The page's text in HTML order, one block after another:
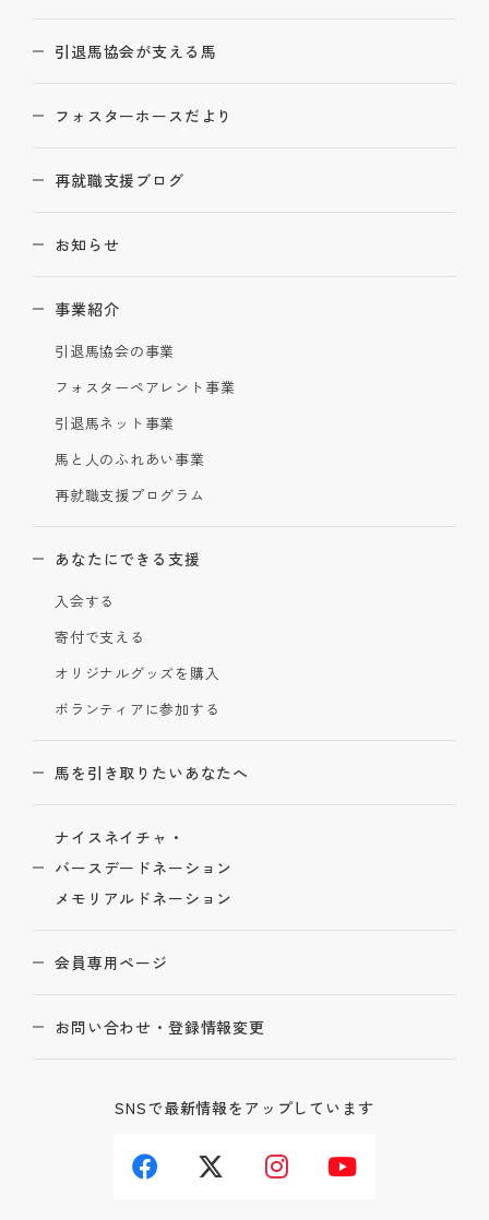
引退馬協会が支える馬
フォスターホースだより
再就職支援ブログ
お知らせ
事業紹介
引退馬協会の事業
フォスターペアレント事業
引退馬ネット事業
馬と人のふれあい事業
再就職支援プログラム
あなたにできる支援
入会する
寄付で支える
オリジナルグッズを購入
ボランティアに参加する
馬を引き取りたいあなたへ
ナイスネイチャ・
バースデードネーション
メモリアルドネーション
会員専用ページ
お問い合わせ・登録情報変更
SNSで最新情報をアップしています